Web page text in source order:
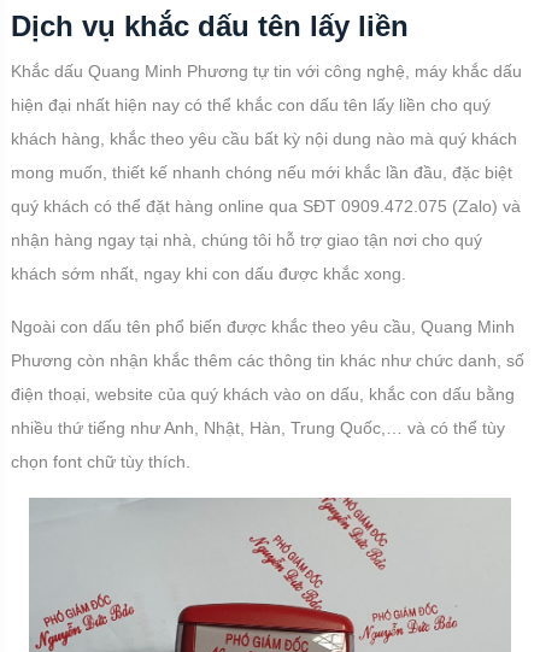
Dịch vụ khắc dấu tên lấy liền
Khắc dấu Quang Minh Phương tự tin với công nghệ, máy khắc dấu
hiện đại nhất hiện nay có thể khắc con dấu tên lấy liền cho quý
khách hàng, khắc theo yêu cầu bất kỳ nội dung nào mà quý khách
mong muốn, thiết kế nhanh chóng nếu mới khắc lần đầu, đặc biệt
quý khách có thể đặt hàng online qua SĐT 0909.472.075 (Zalo) và
nhận hàng ngay tại nhà, chúng tôi hỗ trợ giao tận nơi cho quý
khách sớm nhất, ngay khi con dấu được khắc xong.
Ngoài con dấu tên phổ biến được khắc theo yêu cầu, Quang Minh
Phương còn nhận khắc thêm các thông tin khác như chức danh, số
điện thoại, website của quý khách vào on dấu, khắc con dấu bằng
nhiều thứ tiếng như Anh, Nhật, Hàn, Trung Quốc,… và có thể tùy
chọn font chữ tùy thích.